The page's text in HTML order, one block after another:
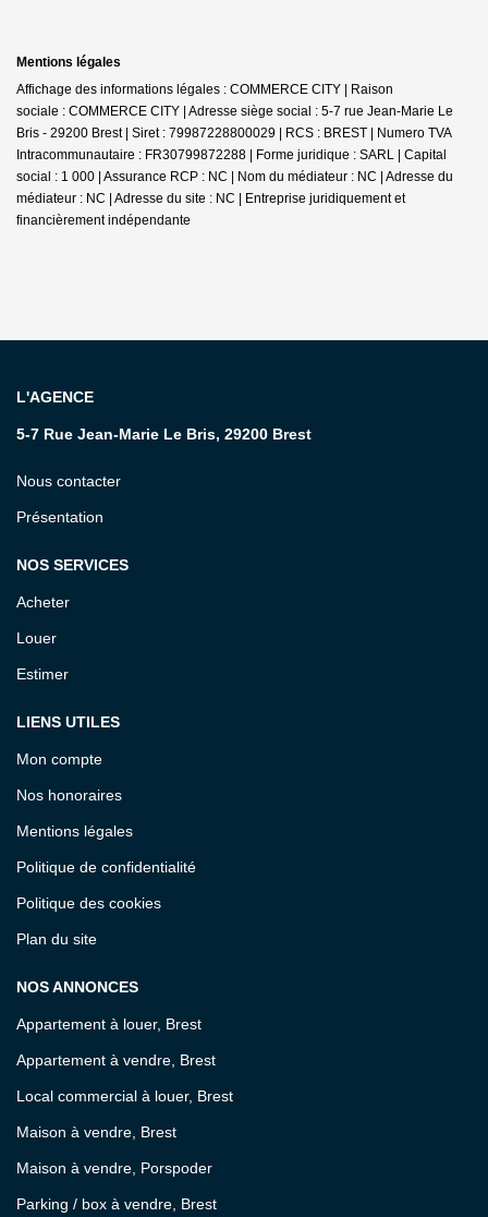
Mentions légales
Affichage des informations légales : COMMERCE CITY | Raison
sociale : COMMERCE CITY | Adresse siège social : 5-7 rue Jean-Marie Le
Bris - 29200 Brest | Siret : 79987228800029 | RCS : BREST | Numero TVA
Intracommunautaire : FR30799872288 | Forme juridique : SARL | Capital
social : 1 000 | Assurance RCP : NC | Nom du médiateur : NC | Adresse du
médiateur : NC | Adresse du site : NC | Entreprise juridiquement et
financièrement indépendante
L'AGENCE
5-7 Rue Jean-Marie Le Bris, 29200 Brest
Nous contacter
Présentation
NOS SERVICES
Acheter
Louer
Estimer
LIENS UTILES
Mon compte
Nos honoraires
Mentions légales
Politique de confidentialité
Politique des cookies
Plan du site
NOS ANNONCES
Appartement à louer, Brest
Appartement à vendre, Brest
Local commercial à louer, Brest
Maison à vendre, Brest
Maison à vendre, Porspoder
Parking / box à vendre, Brest